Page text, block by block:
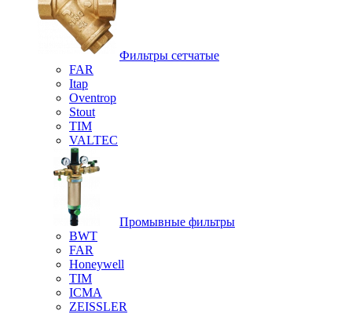
Фильтры сетчатые
FAR
Itap
Oventrop
Stout
TIM
VALTEC
Промывные фильтры
BWT
FAR
Honeywell
TIM
ICMA
ZEISSLER